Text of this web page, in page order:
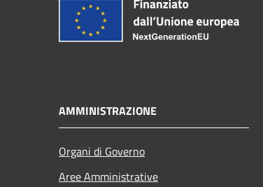
AMMINISTRAZIONE
Organi di Governo
Aree Amministrative